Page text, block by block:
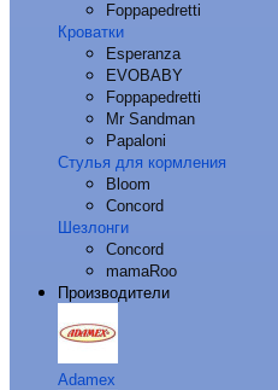
Foppapedretti
Кроватки
Esperanza
EVOBABY
Foppapedretti
Mr Sandman
Papaloni
Стулья для кормления
Bloom
Concord
Шезлонги
Concord
mamaRoo
Производители
Adamex